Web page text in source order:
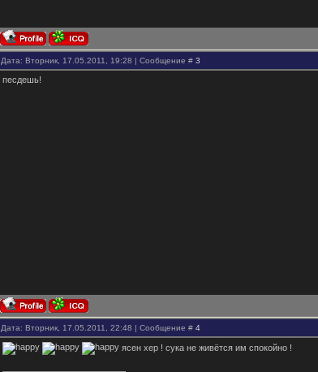
Дата: Вторник, 17.05.2011, 19:28 | Сообщение # 3
песдешь!
Дата: Вторник, 17.05.2011, 22:48 | Сообщение # 4
ясен хер ! сука не живётся им спокойно !